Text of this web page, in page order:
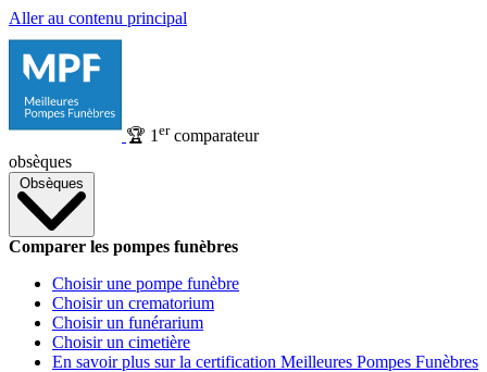
Aller au contenu principal
🏆 1 ercomparateur
obsèques
Obsèques
Comparer les pompes funèbres
Choisir une pompe funèbre
Choisir un crematorium
Choisir un funérarium
Choisir un cimetière
En savoir plus sur la certification Meilleures Pompes Funèbres